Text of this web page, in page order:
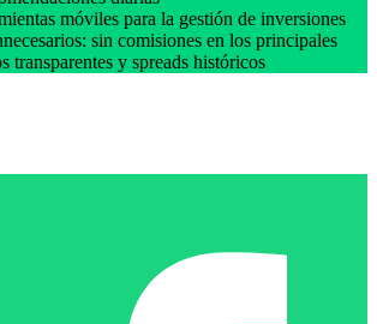
móviles para la gestión de inversiones
sin comisiones en los principales
transparentes y spreads históricos